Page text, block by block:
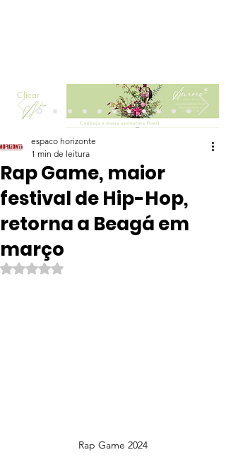
Clicar
Rap Game, maior
festival de Hip-Hop,
retorna a Beagá em
março
espaco horizonte
1 min de leitura
Avaliado com NaN de 5 estrelas.
Rap Game 2024